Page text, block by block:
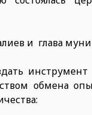
и глава
обмена